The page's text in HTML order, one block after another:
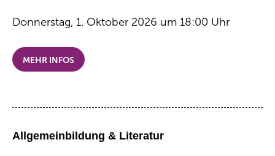
Donnerstag, 1. Oktober 2026 um 18:00 Uhr
MEHR INFOS
Allgemeinbildung & Literatur